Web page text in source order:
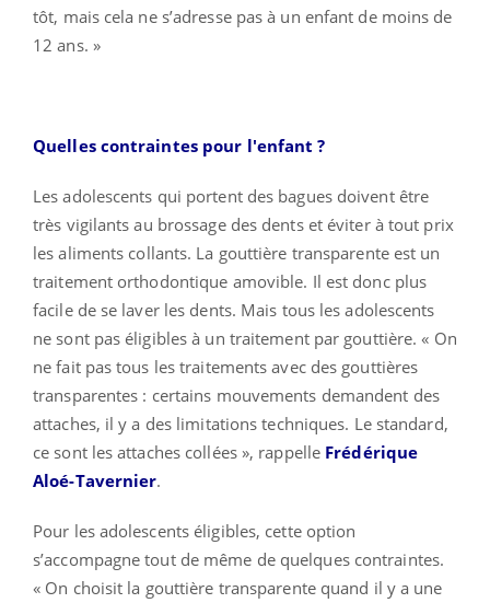
tôt, mais cela ne s’adresse pas à un enfant de moins de
12 ans. »
Quelles contraintes pour l'enfant ?
Les adolescents qui portent des bagues doivent être
très vigilants au brossage des dents et éviter à tout prix
les aliments collants. La gouttière transparente est un
traitement orthodontique amovible. Il est donc plus
facile de se laver les dents. Mais tous les adolescents
ne sont pas éligibles à un traitement par gouttière. « On
ne fait pas tous les traitements avec des gouttières
transparentes : certains mouvements demandent des
attaches, il y a des limitations techniques. Le standard,
ce sont les attaches collées », rappelle Frédérique
Aloé-Tavernier.
Pour les adolescents éligibles, cette option
s’accompagne tout de même de quelques contraintes.
« On choisit la gouttière transparente quand il y a une